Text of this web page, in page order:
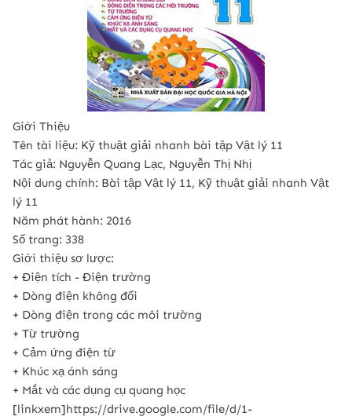
Giới Thiệu
Tên tài liệu: Kỹ thuật giải nhanh bài tập Vật lý 11
Tác giả: Nguyễn Quang Lạc, Nguyễn Thị Nhị
Nội dung chính: Bài tập Vật lý 11, Kỹ thuật giải nhanh Vật
lý 11
Năm phát hành: 2016
Số trang: 338
Giới thiệu sơ lược:
+ Điện tích - Điện trường
+ Dòng điện không đổi
+ Dòng điện trong các môi trường
+ Từ trường
+ Cảm ứng điện từ
+ Khúc xạ ánh sáng
+ Mắt và các dụng cụ quang học
[linkxem]https://drive.google.com/file/d/1-